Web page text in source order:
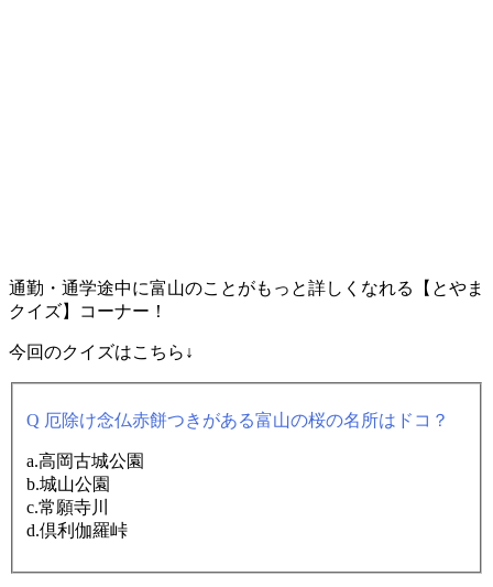
通勤・通学途中に富山のことがもっと詳しくなれる【とやま
クイズ】コーナー！
今回のクイズはこちら↓
Q 厄除け念仏赤餅つきがある富山の桜の名所はドコ？
a.高岡古城公園
b.城山公園
c.常願寺川
d.倶利伽羅峠